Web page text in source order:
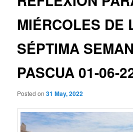
MIÉRCOLES DE
SÉPTIMA
PASCUA 01-06-
Posted on31 May, 2022